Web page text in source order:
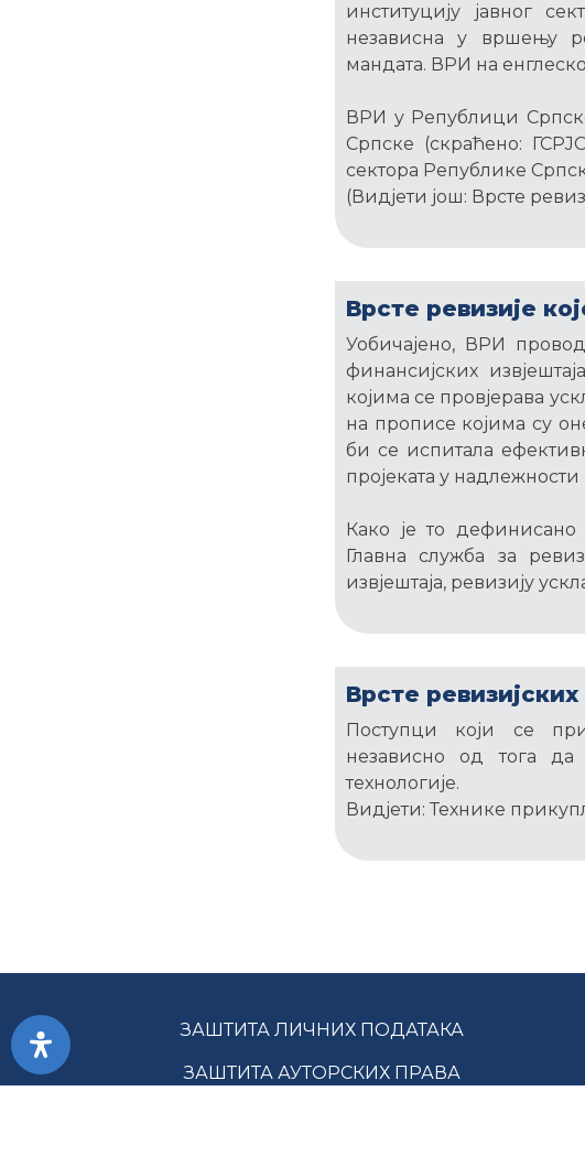
институцију јавног
независна у вршењу
мандата. ВРИ на
ВРИ у Републици
Српске (скраћено:
сектора Републике
(Видјети још: Врсте
Врсте ревизије
Уобичајено, ВРИ
финансијских
којима се провјерава
на прописе којима су
би се испитала
пројеката у надлежности
Како је то дефинисано
Главна служба за
извјештаја, ревизију
Врсте
Поступци који се
независно од тога
технологије.
Видјети: Технике
ЗАШТИТА ЛИЧНИХ ПОДАТАКА
ЗАШТИТА АУТОРСКИХ ПРАВА